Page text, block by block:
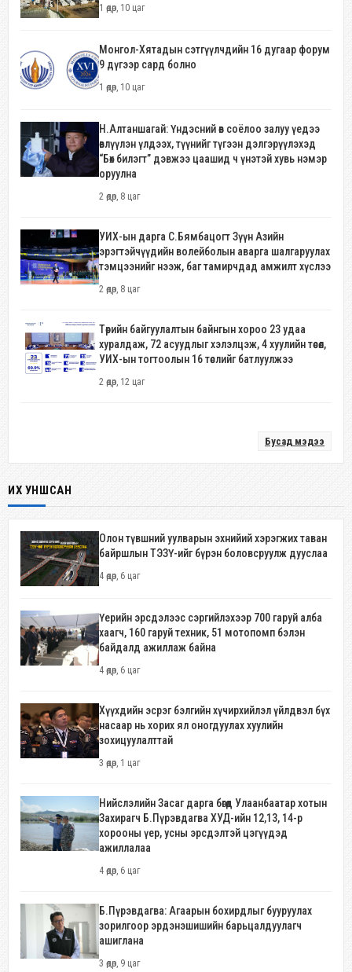
1 өдөр, 10 цаг
Монгол-Хятадын сэтгүүлчдийн 16 дугаар форум
9 дүгээр сард болно
1 өдөр, 10 цаг
Н.Алтаншагай: Үндэсний өв соёлоо залуу үедээ
өвлүүлэн үлдээх, түүнийг түгээн дэлгэрүүлэхэд
“Бөх билэгт” дэвжээ цаашид ч үнэтэй хувь нэмэр
оруулна
2 өдөр, 8 цаг
УИХ-ын дарга С.Бямбацогт Зүүн Азийн
эрэгтэйчүүдийн волейболын аварга шалгаруулах
тэмцээнийг нээж, баг тамирчдад амжилт хүслээ
2 өдөр, 8 цаг
Төрийн байгуулалтын байнгын хороо 23 удаа
хуралдаж, 72 асуудлыг хэлэлцэж, 4 хуулийн төсөл,
УИХ-ын тогтоолын 16 төслийг батлуулжээ
2 өдөр, 12 цаг
Бусад мэдээ
ИХ УНШСАН
Олон түвшний уулварын эхнийий хэрэгжих таван
байршлын ТЭЗҮ-ийг бүрэн боловсруулж дууслаа
4 өдөр, 6 цаг
Үерийн эрсдэлээс сэргийлэхээр 700 гаруй алба
хаагч, 160 гаруй техник, 51 мотопомп бэлэн
байдалд ажиллаж байна
4 өдөр, 6 цаг
Хүүхдийн эсрэг бэлгийн хүчирхийлэл үйлдвэл бүх
насаар нь хорих ял оногдуулах хуулийн
зохицуулалттай
3 өдөр, 1 цаг
Нийслэлийн Засаг дарга бөгөөд Улаанбаатар хотын
Захирагч Б.Пүрэвдагва ХУД-ийн 12,13, 14-р
хорооны үер, усны эрсдэлтэй цэгүүдэд
ажиллалаа
4 өдөр, 6 цаг
Б.Пүрэвдагва: Агаарын бохирдлыг бууруулах
зорилгоор эрдэнэшишийн барьцалдуулагч
ашиглана
3 өдөр, 9 цаг